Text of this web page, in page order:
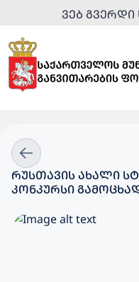
ᲕᲔᲑ ᲒᲕᲔᲠᲓᲘ
ᲠᲣᲡᲗᲐᲕᲘᲡ ᲐᲮᲐᲚᲘ
ᲙᲝᲜᲙᲣᲠᲡᲘ